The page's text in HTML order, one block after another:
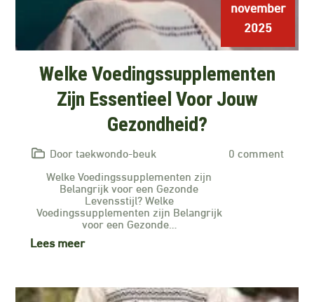
november
2025
Welke Voedingssupplementen
Zijn Essentieel Voor Jouw
Gezondheid?
Door taekwondo-beuk
0 comment
Welke Voedingssupplementen zijn
Belangrijk voor een Gezonde
Levensstijl? Welke
Voedingssupplementen zijn Belangrijk
voor een Gezonde…
Lees meer